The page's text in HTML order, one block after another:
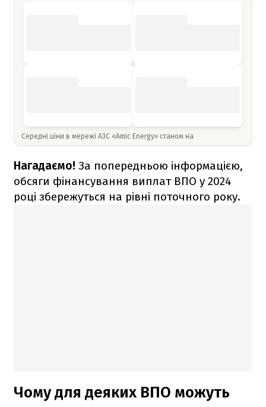
Середні ціни в мережі АЗС «Amic Energy» станом на
Нагадаємо! За попередньою інформацією,
обсяги фінансування виплат ВПО у 2024
році збережуться на рівні поточного року.
Чому для деяких ВПО можуть